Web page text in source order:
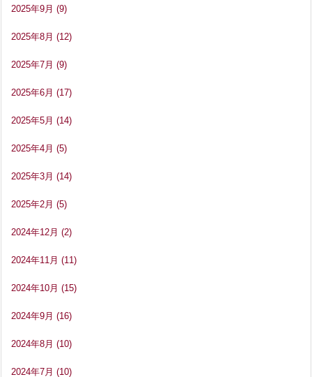
2025年9月 (9)
2025年8月 (12)
2025年7月 (9)
2025年6月 (17)
2025年5月 (14)
2025年4月 (5)
2025年3月 (14)
2025年2月 (5)
2024年12月 (2)
2024年11月 (11)
2024年10月 (15)
2024年9月 (16)
2024年8月 (10)
2024年7月 (10)